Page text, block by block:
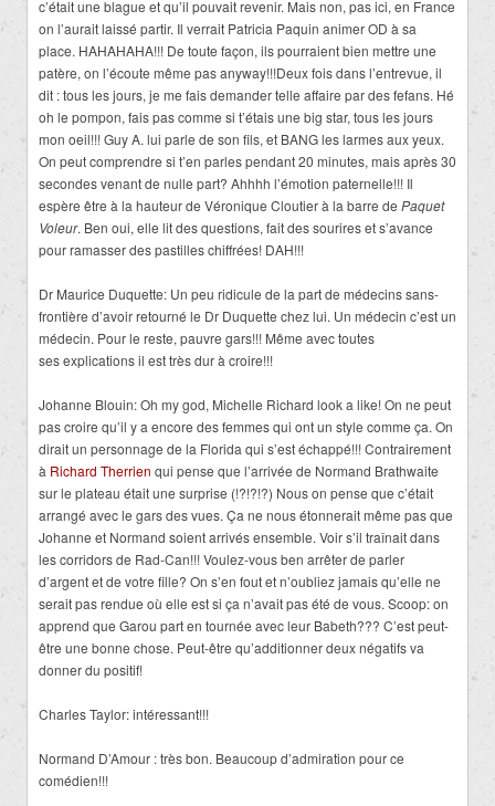
c’était une blague et qu’il pouvait revenir. Mais non, pas ici, en France
on l’aurait laissé partir. Il verrait Patricia Paquin animer OD à sa
place. HAHAHAHA!!! De toute façon, ils pourraient bien mettre une
patère, on l’écoute même pas anyway!!!Deux fois dans l’entrevue, il
dit : tous les jours, je me fais demander telle affaire par des fefans. Hé
oh le pompon, fais pas comme si t’étais une big star, tous les jours
mon oeil!!! Guy A. lui parle de son fils, et BANG les larmes aux yeux.
On peut comprendre si t’en parles pendant 20 minutes, mais après 30
secondes venant de nulle part? Ahhhh l’émotion paternelle!!! Il
espère être à la hauteur de Véronique Cloutier à la barre de Paquet
Voleur. Ben oui, elle lit des questions, fait des sourires et s’avance
pour ramasser des pastilles chiffrées! DAH!!!
Dr Maurice Duquette: Un peu ridicule de la part de médecins sans-
frontière d’avoir retourné le Dr Duquette chez lui. Un médecin c’est un
médecin. Pour le reste, pauvre gars!!! Même avec toutes
ses explications il est très dur à croire!!!
Johanne Blouin: Oh my god, Michelle Richard look a like! On ne peut
pas croire qu’il y a encore des femmes qui ont un style comme ça. On
dirait un personnage de la Florida qui s’est échappé!!! Contrairement
à Richard Therrien qui pense que l’arrivée de Normand Brathwaite
sur le plateau était une surprise (!?!?!?) Nous on pense que c’était
arrangé avec le gars des vues. Ça ne nous étonnerait même pas que
Johanne et Normand soient arrivés ensemble. Voir s’il traînait dans
les corridors de Rad-Can!!! Voulez-vous ben arrêter de parler
d’argent et de votre fille? On s’en fout et n’oubliez jamais qu’elle ne
serait pas rendue où elle est si ça n’avait pas été de vous. Scoop: on
apprend que Garou part en tournée avec leur Babeth??? C’est peut-
être une bonne chose. Peut-être qu’additionner deux négatifs va
donner du positif!
Charles Taylor: intéressant!!!
Normand D’Amour : très bon. Beaucoup d’admiration pour ce
comédien!!!